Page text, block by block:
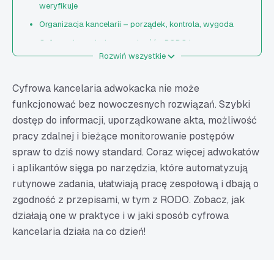
weryfikuje
Organizacja kancelarii – porządek, kontrola, wygoda
Cyfrowa kancelaria a zgodność z RODO i
bezpieczeństwo danych
Cyfrowa kancelaria - przewaga konkurencyjna dzięki
technologii
Rozwiń wszystkie
Cyfrowa kancelaria adwokacka nie może
funkcjonować bez nowoczesnych rozwiązań. Szybki
dostęp do informacji, uporządkowane akta, możliwość
pracy zdalnej i bieżące monitorowanie postępów
spraw to dziś nowy standard. Coraz więcej adwokatów
i aplikantów sięga po narzędzia, które automatyzują
rutynowe zadania, ułatwiają pracę zespołową i dbają o
zgodność z przepisami, w tym z RODO. Zobacz, jak
działają one w praktyce i w jaki sposób cyfrowa
kancelaria działa na co dzień!